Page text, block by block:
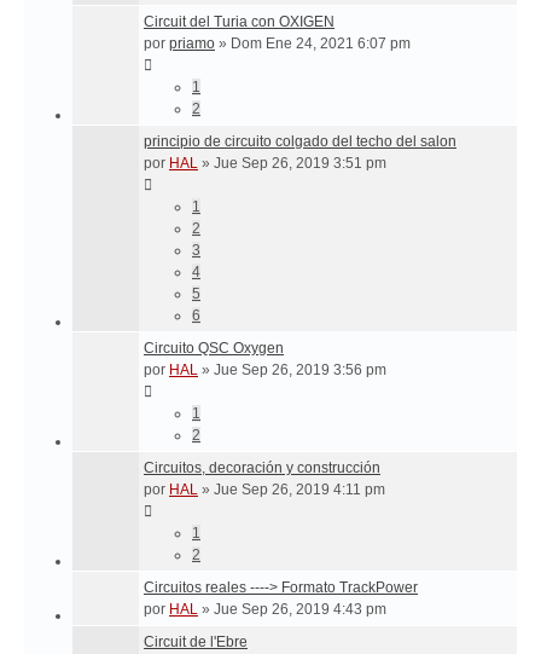
Circuit del Turia con OXIGEN
por priamo » Dom Ene 24, 2021 6:07 pm
1
2
principio de circuito colgado del techo del salon
por HAL » Jue Sep 26, 2019 3:51 pm
1
2
3
4
5
6
Circuito QSC Oxygen
por HAL » Jue Sep 26, 2019 3:56 pm
1
2
Circuitos, decoración y construcción
por HAL » Jue Sep 26, 2019 4:11 pm
1
2
Circuitos reales ----> Formato TrackPower
por HAL » Jue Sep 26, 2019 4:43 pm
Circuit de l'Ebre